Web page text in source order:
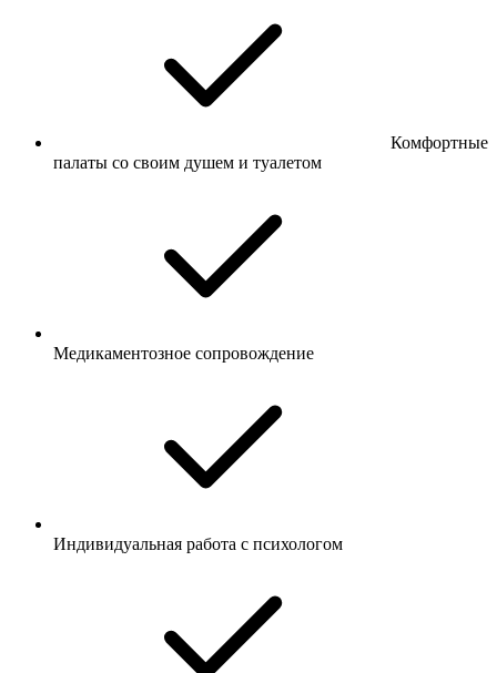
Комфортные
палаты со своим душем и туалетом
Медикаментозное сопровождение
Индивидуальная работа с психологом